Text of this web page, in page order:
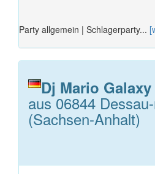
Party allgemein | Schlagerparty...
Dj Mario
aus 06844
(Sachsen-Anhalt)